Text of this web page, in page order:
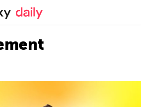
Blog officiel de Kaspersky